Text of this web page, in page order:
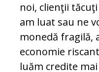
noi, clien­ţii
am luat sau ne
monedă fragilă,
economie
luăm credite